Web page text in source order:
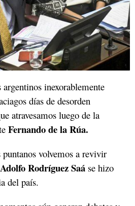
inexorablemente
días de desorden
atravesamos luego de la
Fernando de la Rúa.
volvemos a revivir
Adolfo Rodríguez Saá se hizo
del país.